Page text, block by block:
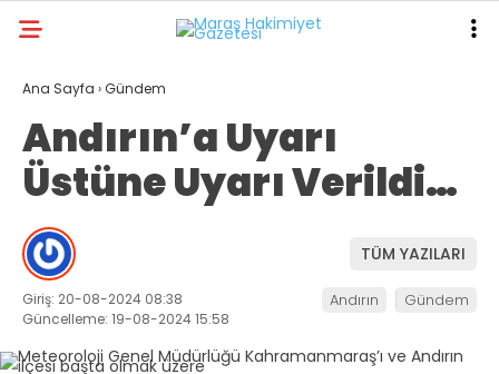
GALERİ VİDEO
ANA SAYFA
KAHRAMANMARAŞ
GÜNDEM
EKONOMI
POLITIKA
Ana Sayfa ›Gündem
Andırın’a Uyarı
Üstüne Uyarı Verildi…
TÜM YAZILARI
Giriş: 20-08-2024 08:38
Güncelleme: 19-08-2024 15:58
Andırın Gündem